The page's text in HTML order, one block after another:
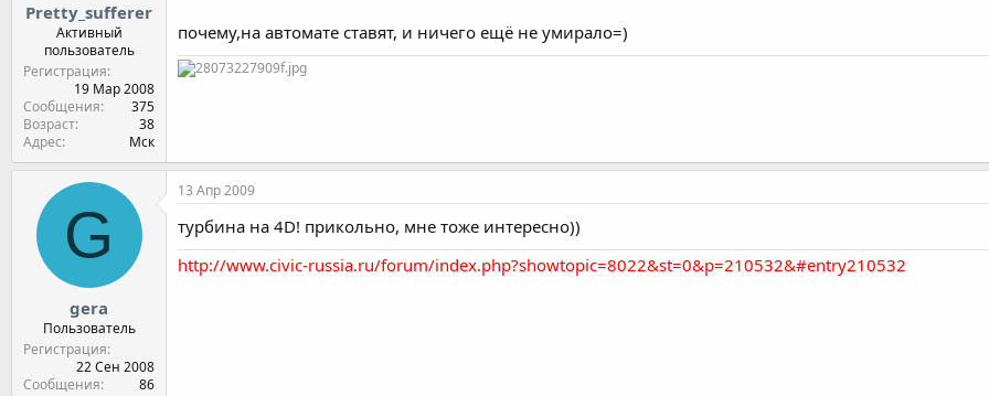
Pretty_sufferer
Активный
пользователь
Регистрация
19 Мар 2008
Сообщения
375
Возраст
38
Адрес
Мск
почему,на автомате ставят, и ничего ещё не умирало=)
G
gera
Пользователь
Регистрация
22 Сен 2008
Сообщения
86
13 Апр 2009
турбина на 4D! прикольно, мне тоже интересно))
http://www.civic-russia.ru/forum/index.php?showtopic=8022&st=0&p=210532&#entry210532